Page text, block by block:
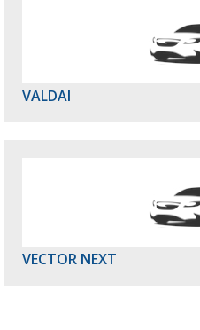
VALDAI
VECTOR NEXT